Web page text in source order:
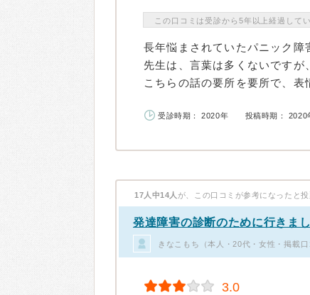
この口コミは受診から5年以上経過してい
長年悩まされていたパニック障
先生は、言葉は多くないですが
こちらの話の要所を要所で、
受診時期： 2020年 投稿時期： 2020
17人中14人 が、この口コミが参考になったと投
発達障害の診断のために行きま
きなこもち（本人・20代・女性・掲載口
3.0